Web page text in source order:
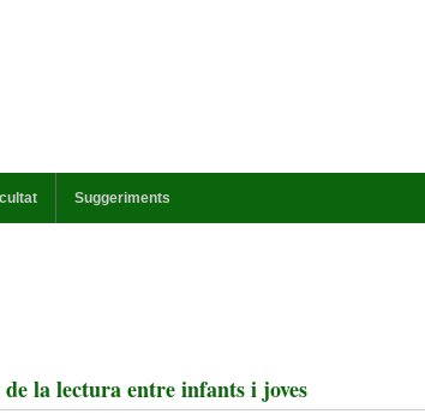
Suggeriments
la lectura entre infants i joves